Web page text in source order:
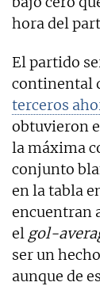
hora del
El partido
continental
terceros
obtuvieron
la máxima
conjunto
en la tabla
encuentran
el gol-
ser un
aunque de